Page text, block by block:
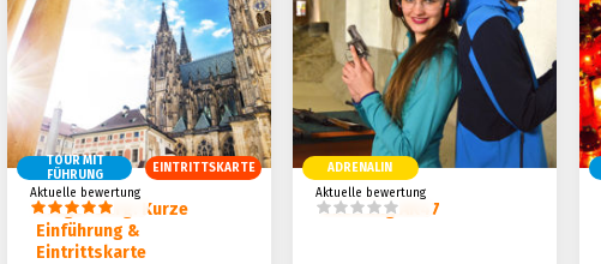
TOUR MIT
FÜHRUNG
EINTRITTSKARTE
Prager Burg: Kurze
Einführung &
Eintrittskarte
Aktuelle bewertung
ADRENALIN
Shooting AK47
Aktuelle bewertung